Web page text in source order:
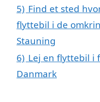
5) Find et sted
flyttebil i de
Stauning
6) Lej en flyttebil i
Danmark